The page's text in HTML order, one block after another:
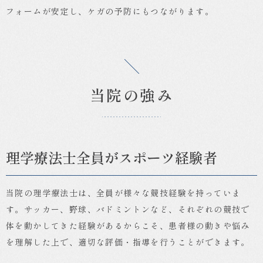
フォームが安定し、ケガの予防にもつながります。
当院の強み
理学療法士全員がスポーツ経験者
当院の理学療法士は、全員が様々な競技経験を持っていま
す。サッカー、野球、バドミントンなど、それぞれの競技で
体を動かしてきた経験があるからこそ、患者様の動きや悩み
を理解した上で、適切な評価・指導を行うことができます。